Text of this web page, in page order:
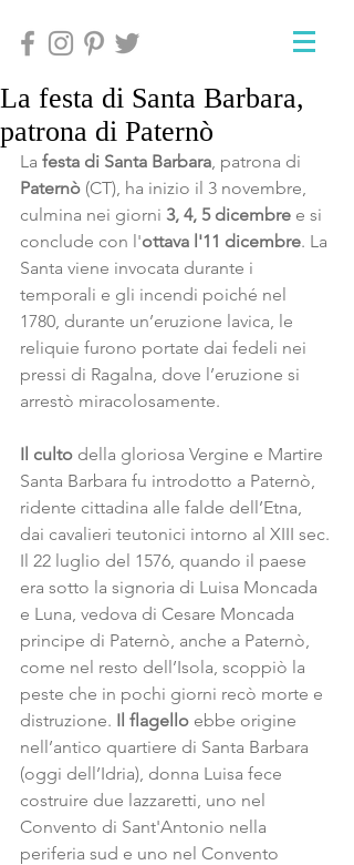
La festa di Santa Barbara,
patrona di Paternò
La festa di Santa Barbara, patrona di
Paternò (CT), ha inizio il 3 novembre,
culmina nei giorni 3, 4, 5 dicembre e si
conclude con l'ottava l'11 dicembre. La
Santa viene invocata durante i
temporali e gli incendi poiché nel
1780, durante un’eruzione lavica, le
reliquie furono portate dai fedeli nei
pressi di Ragalna, dove l’eruzione si
arrestò miracolosamente.
Il culto della gloriosa Vergine e Martire
Santa Barbara fu introdotto a Paternò,
ridente cittadina alle falde dell’Etna,
dai cavalieri teutonici intorno al XIII sec.
Il 22 luglio del 1576, quando il paese
era sotto la signoria di Luisa Moncada
e Luna, vedova di Cesare Moncada
principe di Paternò, anche a Paternò,
come nel resto dell’Isola, scoppiò la
peste che in pochi giorni recò morte e
distruzione. Il flagello ebbe origine
nell’antico quartiere di Santa Barbara
(oggi dell’Idria), donna Luisa fece
costruire due lazzaretti, uno nel
Convento di Sant'Antonio nella
periferia sud e uno nel Convento